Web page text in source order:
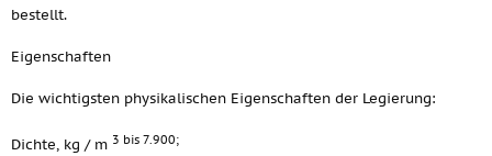
bestellt.
Eigenschaften
Die wichtigsten physikalischen Eigenschaften der Legierung:
Dichte, kg / m 3 bis 7.900;